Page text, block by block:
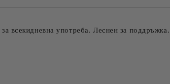
всекидневна употреба. Леснен за поддръжка.